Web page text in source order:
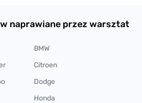
naprawiane przez warsztat
BMW
Citroen
Dodge
Honda